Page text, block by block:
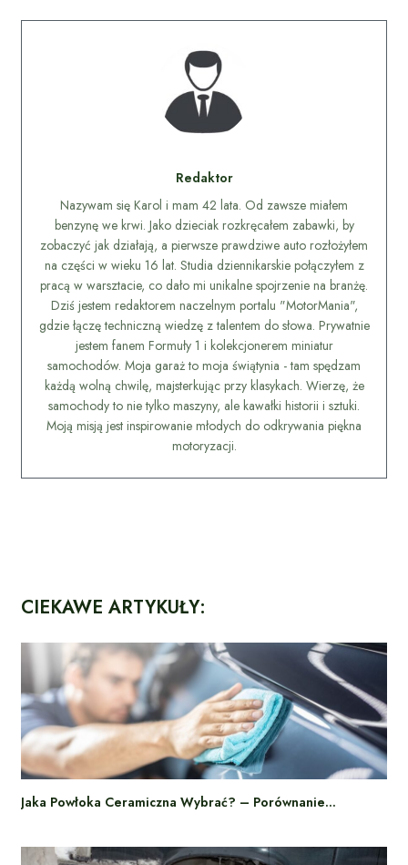
Redaktor
Nazywam się Karol i mam 42 lata. Od zawsze miałem
benzynę we krwi. Jako dzieciak rozkręcałem zabawki, by
zobaczyć jak działają, a pierwsze prawdziwe auto rozłożyłem
na części w wieku 16 lat. Studia dziennikarskie połączyłem z
pracą w warsztacie, co dało mi unikalne spojrzenie na branżę.
Dziś jestem redaktorem naczelnym portalu "MotorMania",
gdzie łączę techniczną wiedzę z talentem do słowa. Prywatnie
jestem fanem Formuły 1 i kolekcjonerem miniatur
samochodów. Moja garaż to moja świątynia - tam spędzam
każdą wolną chwilę, majsterkując przy klasykach. Wierzę, że
samochody to nie tylko maszyny, ale kawałki historii i sztuki.
Moją misją jest inspirowanie młodych do odkrywania piękna
motoryzacji.
CIEKAWE ARTYKUŁY:
Jaka Powłoka Ceramiczna Wybrać? – Porównanie…